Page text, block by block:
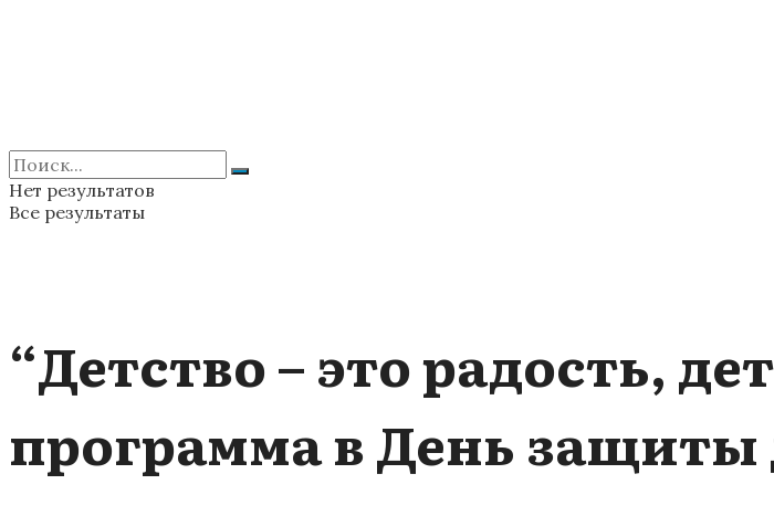
Нет результатов
Все результаты
“Детство – это радость,
программа в День защиты